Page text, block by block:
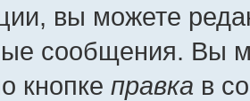
вы можете
сообщения. Вы
кнопке правка в